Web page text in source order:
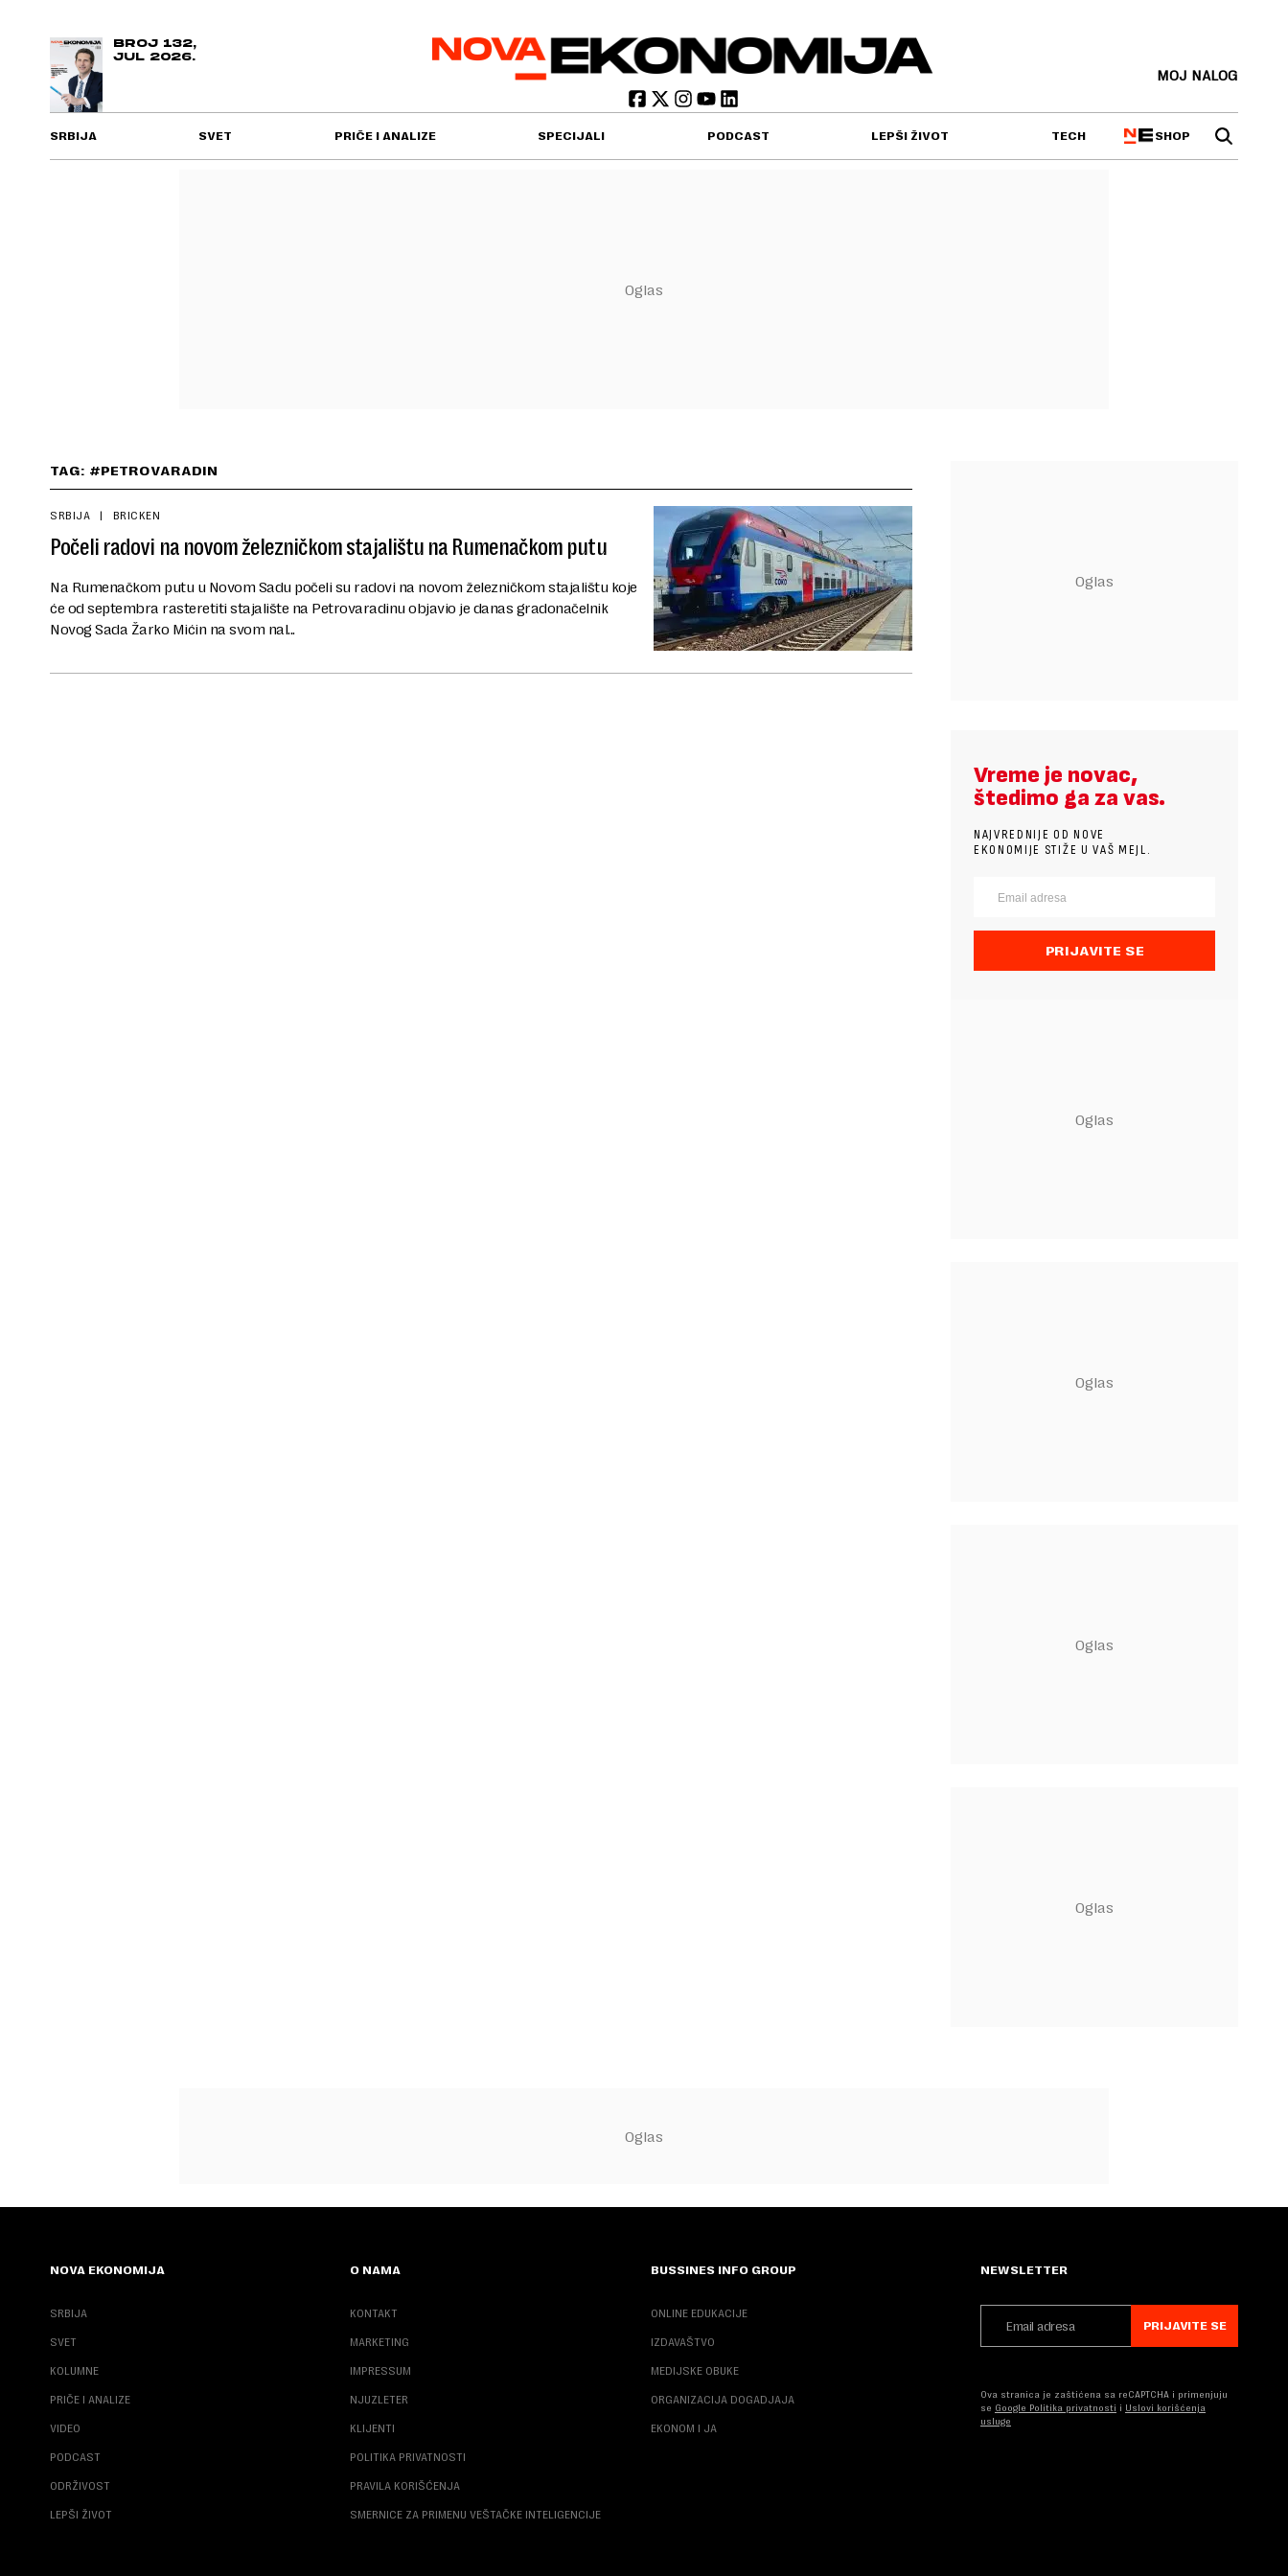
BROJ 132,
JUL 2026.
MOJ NALOG
SRBIJA SVET PRIČE I ANALIZE SPECIJALI PODCAST LEPŠI ŽIVOT TECH SHOP
TAG: #PETROVARADIN
SRBIJA BRICKEN
Počeli radovi na novom železničkom stajalištu na Rumenačkom putu
Na Rumenačkom putu u Novom Sadu počeli su radovi na novom železničkom stajalištu koje
će od septembra rasteretiti stajalište na Petrovaradinu objavio je danas gradonačelnik
Novog Sada Žarko Mićin na svom nal...
Vreme je novac,
štedimo ga za vas.
NAJVREDNIJE OD NOVE
EKONOMIJE STIŽE U VAŠ MEJL.
PRIJAVITE SE
NOVA EKONOMIJA
SRBIJA
SVET
KOLUMNE
PRIČE I ANALIZE
VIDEO
PODCAST
ODRŽIVOST
LEPŠI ŽIVOT
O NAMA
KONTAKT
MARKETING
IMPRESSUM
NJUZLETER
KLIJENTI
POLITIKA PRIVATNOSTI
PRAVILA KORIŠĆENJA
SMERNICE ZA PRIMENU VEŠTAČKE INTELIGENCIJE
BUSSINES INFO GROUP
ONLINE EDUKACIJE
IZDAVAŠTVO
MEDIJSKE OBUKE
ORGANIZACIJA DOGADJAJA
EKONOM I JA
NEWSLETTER
PRIJAVITE SE
Ova stranica je zaštićena sa reCAPTCHA i primenjuju
se Google Politika privatnosti i Uslovi korišćenja
usluge